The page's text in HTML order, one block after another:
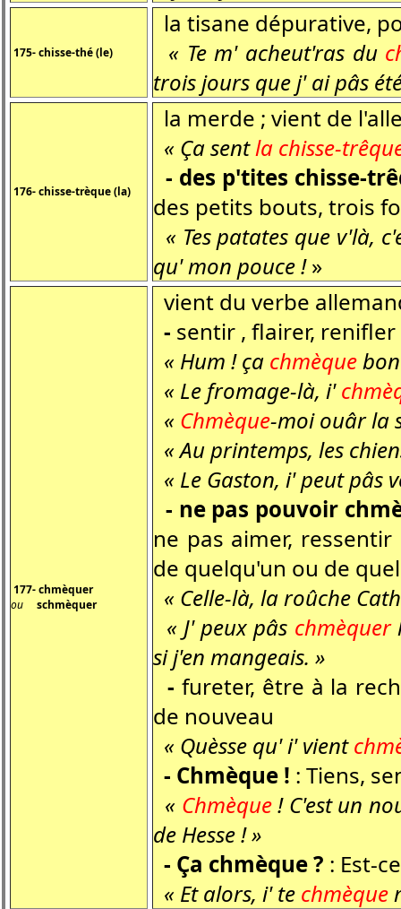
175- chisse-thé (le)
la tisane dépurative,
« Te m' acheut'ras du
trois jours que j' ai pâs
176- chisse-trèque (la)
la merde ; vient de
« Ça sentla chisse-
- des p'tites chisse-
des petits bouts, trois
« Tes patates que v'là,
qu' mon pouce !»
177- chmèquer
ou schmèquer
vient du verbe
- sentir , flairer,
« Hum ! ça chmèque
« Le fromage-là, i'
« Chmèque-moi ouâr la
« Au printemps, les
« Le Gaston, i' peut pâs
- ne pas pouvoir
ne pas aimer,
de quelqu'un ou de
« Celle-là, la roûche
« J' peux pâs chmèquer
si j'en mangeais. »
- fureter, être à la
de nouveau
« Quèsse qu' i' vient
- Chmèque ! : Tiens,
« Chmèque! C'est un
de Hesse ! »
- Ça chmèque ? : Est-
« Et alors, i' te chmèque